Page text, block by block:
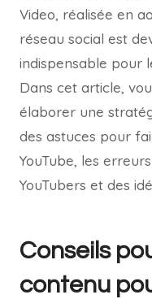
Video, réalisée en
réseau social est
indispensable pour
Dans cet article,
élaborer une
des astuces pour
YouTube, les
YouTubers et des
Conseils
contenu